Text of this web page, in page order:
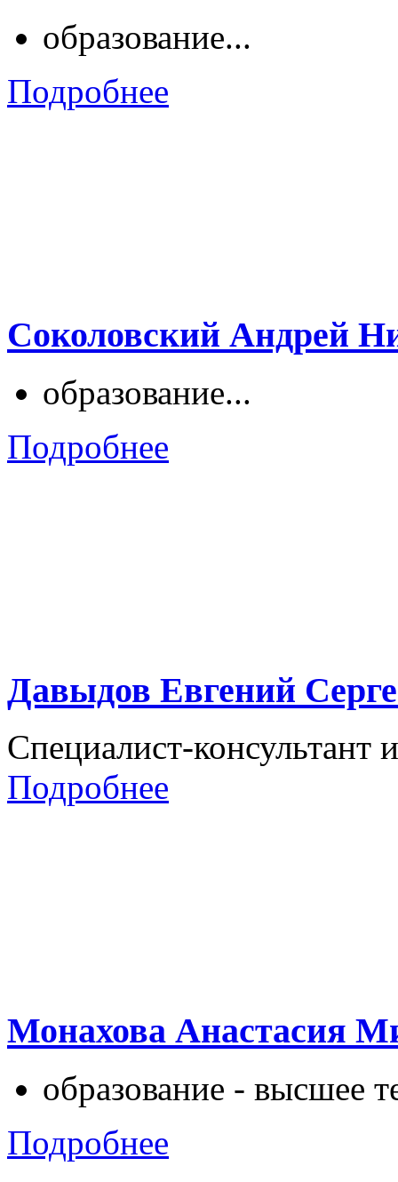
образование...
Подробнее
Соколовский Андрей
образование...
Подробнее
Давыдов Евгений
Специалист-консультант
Подробнее
Монахова Анастасия
образование - высшее
Подробнее